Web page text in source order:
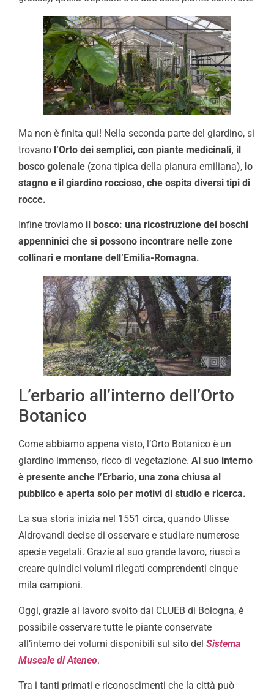
Ma non è finita qui! Nella seconda parte del giardino, si
trovano l’Orto dei semplici, con piante medicinali, il
bosco golenale (zona tipica della pianura emiliana), lo
stagno e il giardino roccioso, che ospita diversi tipi di
rocce.
Infine troviamo il bosco: una ricostruzione dei boschi
appenninici che si possono incontrare nelle zone
collinari e montane dell’Emilia-Romagna.
L’erbario all’interno dell’Orto
Botanico
Come abbiamo appena visto, l’Orto Botanico è un
giardino immenso, ricco di vegetazione. Al suo interno
è presente anche l’Erbario, una zona chiusa al
pubblico e aperta solo per motivi di studio e ricerca.
La sua storia inizia nel 1551 circa, quando Ulisse
Aldrovandi decise di osservare e studiare numerose
specie vegetali. Grazie al suo grande lavoro, riuscì a
creare quindici volumi rilegati comprendenti cinque
mila campioni.
Oggi, grazie al lavoro svolto dal CLUEB di Bologna, è
possibile osservare tutte le piante conservate
all’interno dei volumi disponibili sul sito del Sistema
Museale di Ateneo.
Tra i tanti primati e riconoscimenti che la città può